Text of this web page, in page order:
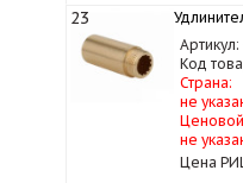
23
Код
Страна:
не
не
Цена